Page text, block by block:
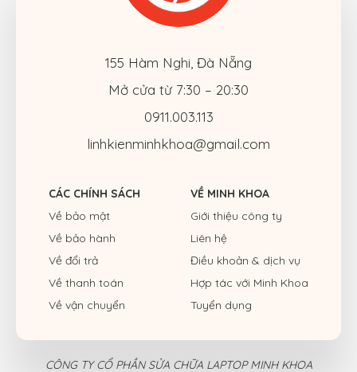
CÁC CHÍNH SÁCH
Về bảo mật
Về bảo hành
Về đổi trả
Về thanh toán
Về vận chuyển
155 Hàm Nghi, Đà Nẵng
Mở cửa từ 7:30 – 20:30
0911.003.113
linhkienminhkhoa@gmail.com
VỀ MINH KHOA
Giới thiệu công ty
Liên hệ
Điều khoản & dịch vụ
Hợp tác với Minh Khoa
Tuyển dụng
CÔNG TY CỔ PHẦN SỬA CHỮA LAPTOP MINH KHOA